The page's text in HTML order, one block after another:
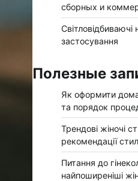
сборных и
застосування
Полезные
Як оформити
та порядок
Трендові жіночі
рекомендації
Питання до
найпоширеніші